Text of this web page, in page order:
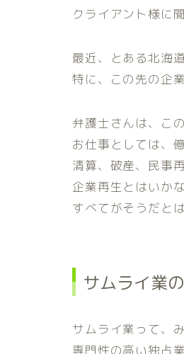
クライアント様に
最近、とある北海
特に、この先の企
弁護士さんは、こ
お仕事としては、億
清算、破産、民事
企業再生とはいか
すべてがそうだと
サムライ業
サムライ業って、
専門性の高い独占